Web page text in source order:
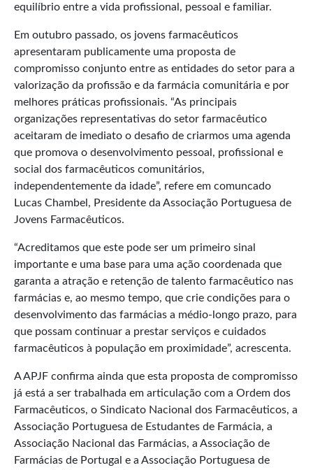
equilíbrio entre a vida profissional, pessoal e familiar.
Em outubro passado, os jovens farmacêuticos
apresentaram publicamente uma proposta de
compromisso conjunto entre as entidades do setor para a
valorização da profissão e da farmácia comunitária e por
melhores práticas profissionais. “As principais
organizações representativas do setor farmacêutico
aceitaram de imediato o desafio de criarmos uma agenda
que promova o desenvolvimento pessoal, profissional e
social dos farmacêuticos comunitários,
independentemente da idade”, refere em comuncado
Lucas Chambel, Presidente da Associação Portuguesa de
Jovens Farmacêuticos.
“Acreditamos que este pode ser um primeiro sinal
importante e uma base para uma ação coordenada que
garanta a atração e retenção de talento farmacêutico nas
farmácias e, ao mesmo tempo, que crie condições para o
desenvolvimento das farmácias a médio-longo prazo, para
que possam continuar a prestar serviços e cuidados
farmacêuticos à população em proximidade”, acrescenta.
A APJF confirma ainda que esta proposta de compromisso
já está a ser trabalhada em articulação com a Ordem dos
Farmacêuticos, o Sindicato Nacional dos Farmacêuticos, a
Associação Portuguesa de Estudantes de Farmácia, a
Associação Nacional das Farmácias, a Associação de
Farmácias de Portugal e a Associação Portuguesa de